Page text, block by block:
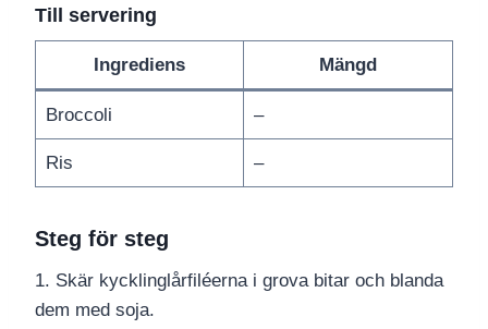
Till servering
Ingrediens Mängd
Broccoli –
Ris –
Steg för steg
1. Skär kycklinglårfiléerna i grova bitar och blanda
dem med soja.